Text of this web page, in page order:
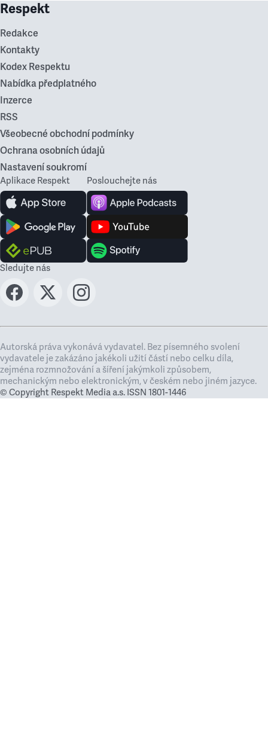
Respekt
Redakce
Kontakty
Kodex Respektu
Nabídka předplatného
Inzerce
RSS
Všeobecné obchodní podmínky
Ochrana osobních údajů
Nastavení soukromí
Aplikace Respekt Poslouchejte nás
Sledujte nás
Autorská práva vykonává vydavatel. Bez písemného svolení
vydavatele je zakázáno jakékoli užití částí nebo celku díla,
zejména rozmnožování a šíření jakýmkoli způsobem,
mechanickým nebo elektronickým, v českém nebo jiném jazyce.
© Copyright Respekt Media a.s. ISSN 1801-1446